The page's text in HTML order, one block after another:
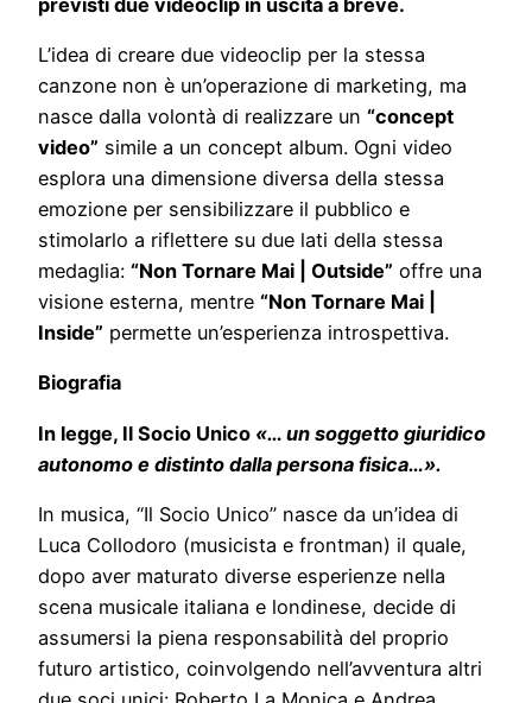
L’idea di creare due videoclip per la stessa
canzone non è un’operazione di marketing, ma
nasce dalla volontà di realizzare un “concept
video” simile a un concept album. Ogni video
esplora una dimensione diversa della stessa
emozione per sensibilizzare il pubblico e
stimolarlo a riflettere su due lati della stessa
medaglia: “Non Tornare Mai | Outside” offre una
visione esterna, mentre “Non Tornare Mai |
Inside” permette un’esperienza introspettiva.
Biografia
In legge, Il Socio Unico «… un soggetto giuridico
autonomo e distinto dalla persona fisica…».
In musica, “Il Socio Unico” nasce da un’idea di
Luca Collodoro (musicista e frontman) il quale,
dopo aver maturato diverse esperienze nella
scena musicale italiana e londinese, decide di
assumersi la piena responsabilità del proprio
futuro artistico, coinvolgendo nell’avventura altri